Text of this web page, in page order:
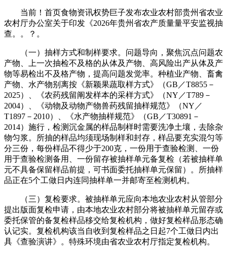
当前！首页食物资讯权势巨子发布农业农村部贵州省农业
农村厅办公室关于印发《2026年贵州省农产质量量平安监视抽
查。。？。
（一）抽样方式和制样要求。问题导向，聚焦沉点问题农
产物、上一次抽检不及格的从体及产物、高风险出产从体及产
物等易检出不及格产物，提高问题发觉率。种植业产物、畜禽
产物、水产物别离按《新颖果蔬取样方式》（GB／T8855－
2025）、《农药残留阐发样本的采样方式》（NY／T789－
2004）、《动物及动物产物兽药残留抽样规范》（NY／
T1897－2010）、《水产物抽样规范》（GB／T30891－
2014）施行，检测沉金属的样品制样时需要洗净土壤，去除杂
物匀浆。所抽的样品均须现场制样和封存，样品要充实混匀等
分三份，每份样品不得少于200克，一份用于查验检测、一份
用于查验检测备用、一份留存被抽样单元备复检（若被抽样单
元不具备保留样品前提，可书面委托抽样单元保留）。所抽样
品正在5个工做日内连同抽样单一并邮寄至检测机构。
（三）复检要求。被抽样单元应向本地农业农村从管部分
提出版面复检申请，由本地农业农村部分将被抽样单元留存或
委托保管的备复检样品移交给复检机构，做好复检样品形态确
认记实。复检机构该当自收到复检样品之日起7个工做日内出
具《查验演讲》。特殊环境由省农业农村厅指定复检机构。